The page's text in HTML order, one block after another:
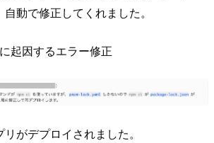
動で修正してくれました。
起因するエラー修正
がデプロイされました。